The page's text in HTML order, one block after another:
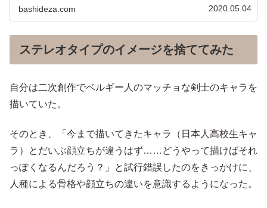
bashideza.com 2020.05.04
ステレオタイプのイメージを捨ててみた
自分は二次創作でベルギー人のマッチョな剣士のキャラを
描いていた。
そのとき、「今まで描いてきたキャラ（日本人高校生キャ
ラ）とだいぶ顔立ちが違うはず……どうやって描けばそれ
っぽくなるんだろう？」と試行錯誤したのをきっかけに、
人種による骨格や顔立ちの違いを意識するようになった。